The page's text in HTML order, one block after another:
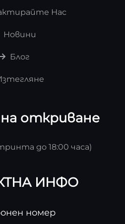
Нас
Новини
Блог
откриване
до 18:00 часа)
ИНФО
номер